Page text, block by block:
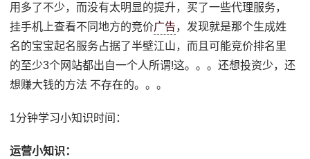
用多了不少，而没有太明显的提升，买了一些代理服务，
挂手机上查看不同地方的竞价广告，发现就是那个生成姓
名的宝宝起名服务占据了半壁江山，而且可能竞价排名里
的至少3个网站都出自一个人所谓!这。。。还想投资少，还
想赚大钱的方法 不存在的。。。
1分钟学习小知识时间：
运营小知识：